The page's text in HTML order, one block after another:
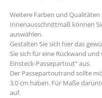
Weitere Farben und
Innenausschnittmaß können
auswählen.
Gestalten Sie sich hier das
Sie sich für eine Rückwand
Einsteck-Passepartout“ aus.
Der Passepartoutrand sollte
3.0 cm haben. Für Maße
auf.